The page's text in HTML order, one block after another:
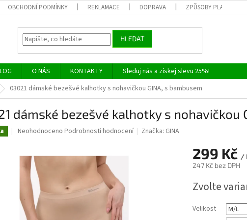
OBCHODNÍ PODMÍNKY REKLAMACE DOPRAVA ZPŮSOBY PLATBY
HLEDAT
O NÁS KONTAKTY
Sleduj nás a získej slevu 25%!
03021 dámské bezešvé kalhotky s nohavičkou GINA, s bambusem
dámské bezešvé kalhotky s nohavičkou
Průměrné
je
0,0
hvězdiček.
Neohodnoceno Podrobnosti hodnocení Značka: GINA
299 Kč /
247 Kč bez DPH
cena:
Zvolte
Velikost